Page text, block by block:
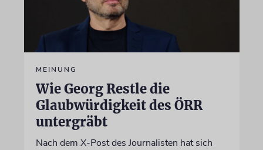
MEINUNG
Wie Georg Restle die
Glaubwürdigkeit des ÖRR
untergräbt
Nach dem X-Post des Journalisten hat sich